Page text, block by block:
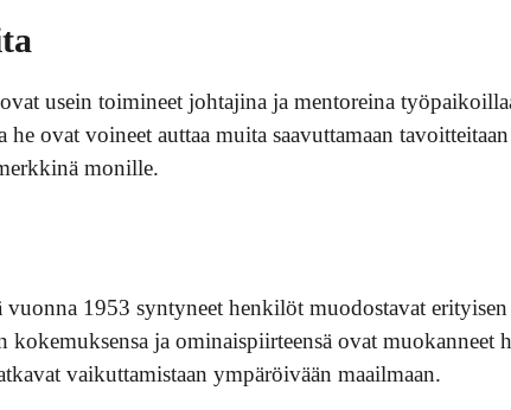
usein toimineet johtajina ja mentoreina
ovat voineet auttaa muita saavuttamaan
monille.
vuonna 1953 syntyneet henkilöt muodostavat
kokemuksensa ja ominaispiirteensä ovat muokanneet
vaikuttamistaan ympäröivään maailmaan.